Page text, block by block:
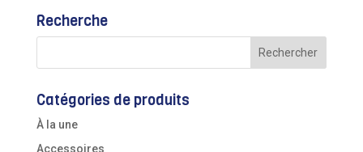
Recherche
Catégories de produits
À la une
Accessoires